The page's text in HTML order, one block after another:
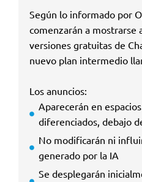
Según lo informado por
comenzarán a mostrarse
versiones gratuitas de
nuevo plan intermedio
Los anuncios:
Aparecerán en
diferenciados, debajo
No modificarán ni
generado por la IA
Se desplegarán